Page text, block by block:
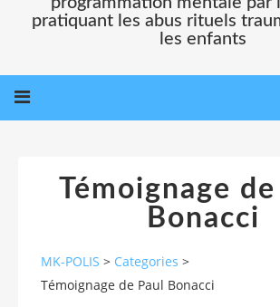
pratiquant les abus rituels
les enfants
Témoignage de
Bonacci
MK-POLIS > Categories >
Témoignage de Paul Bonacci